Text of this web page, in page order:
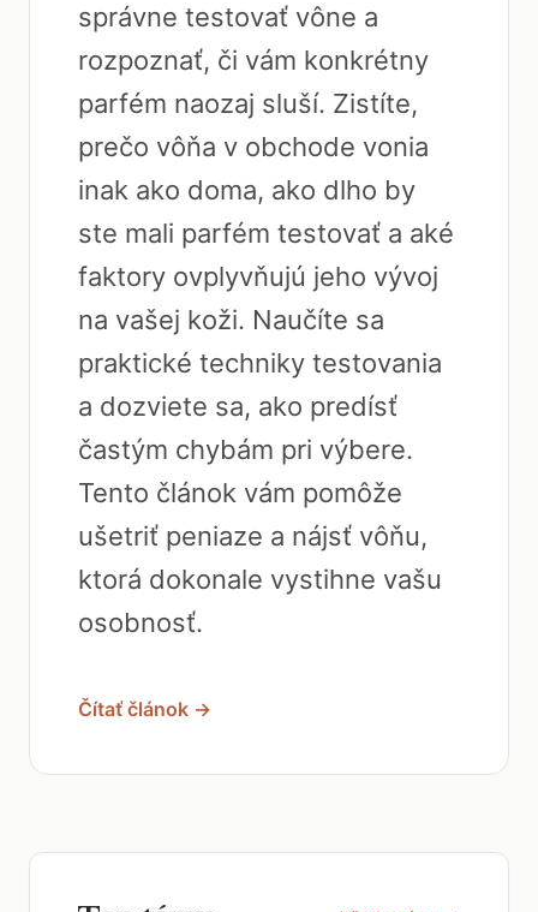
správne testovať vône a
rozpoznať, či vám konkrétny
parfém naozaj sluší. Zistíte,
prečo vôňa v obchode vonia
inak ako doma, ako dlho by
ste mali parfém testovať a aké
faktory ovplyvňujú jeho vývoj
na vašej koži. Naučíte sa
praktické techniky testovania
a dozviete sa, ako predísť
častým chybám pri výbere.
Tento článok vám pomôže
ušetriť peniaze a nájsť vôňu,
ktorá dokonale vystihne vašu
osobnosť.
Čítať článok →